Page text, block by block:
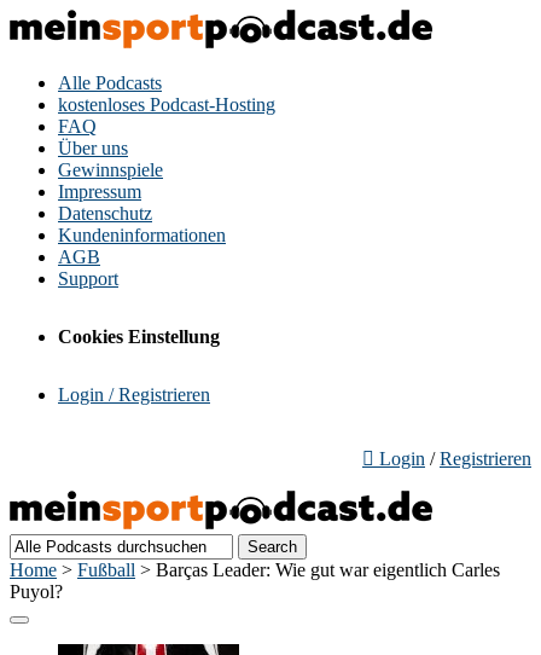
Alle Podcasts
kostenloses Podcast-Hosting
FAQ
Über uns
Gewinnspiele
Impressum
Datenschutz
Kundeninformationen
AGB
Support
Cookies Einstellung
Login / Registrieren
Login /Registrieren
Home > Fußball > Barças Leader: Wie gut war eigentlich Carles
Puyol?